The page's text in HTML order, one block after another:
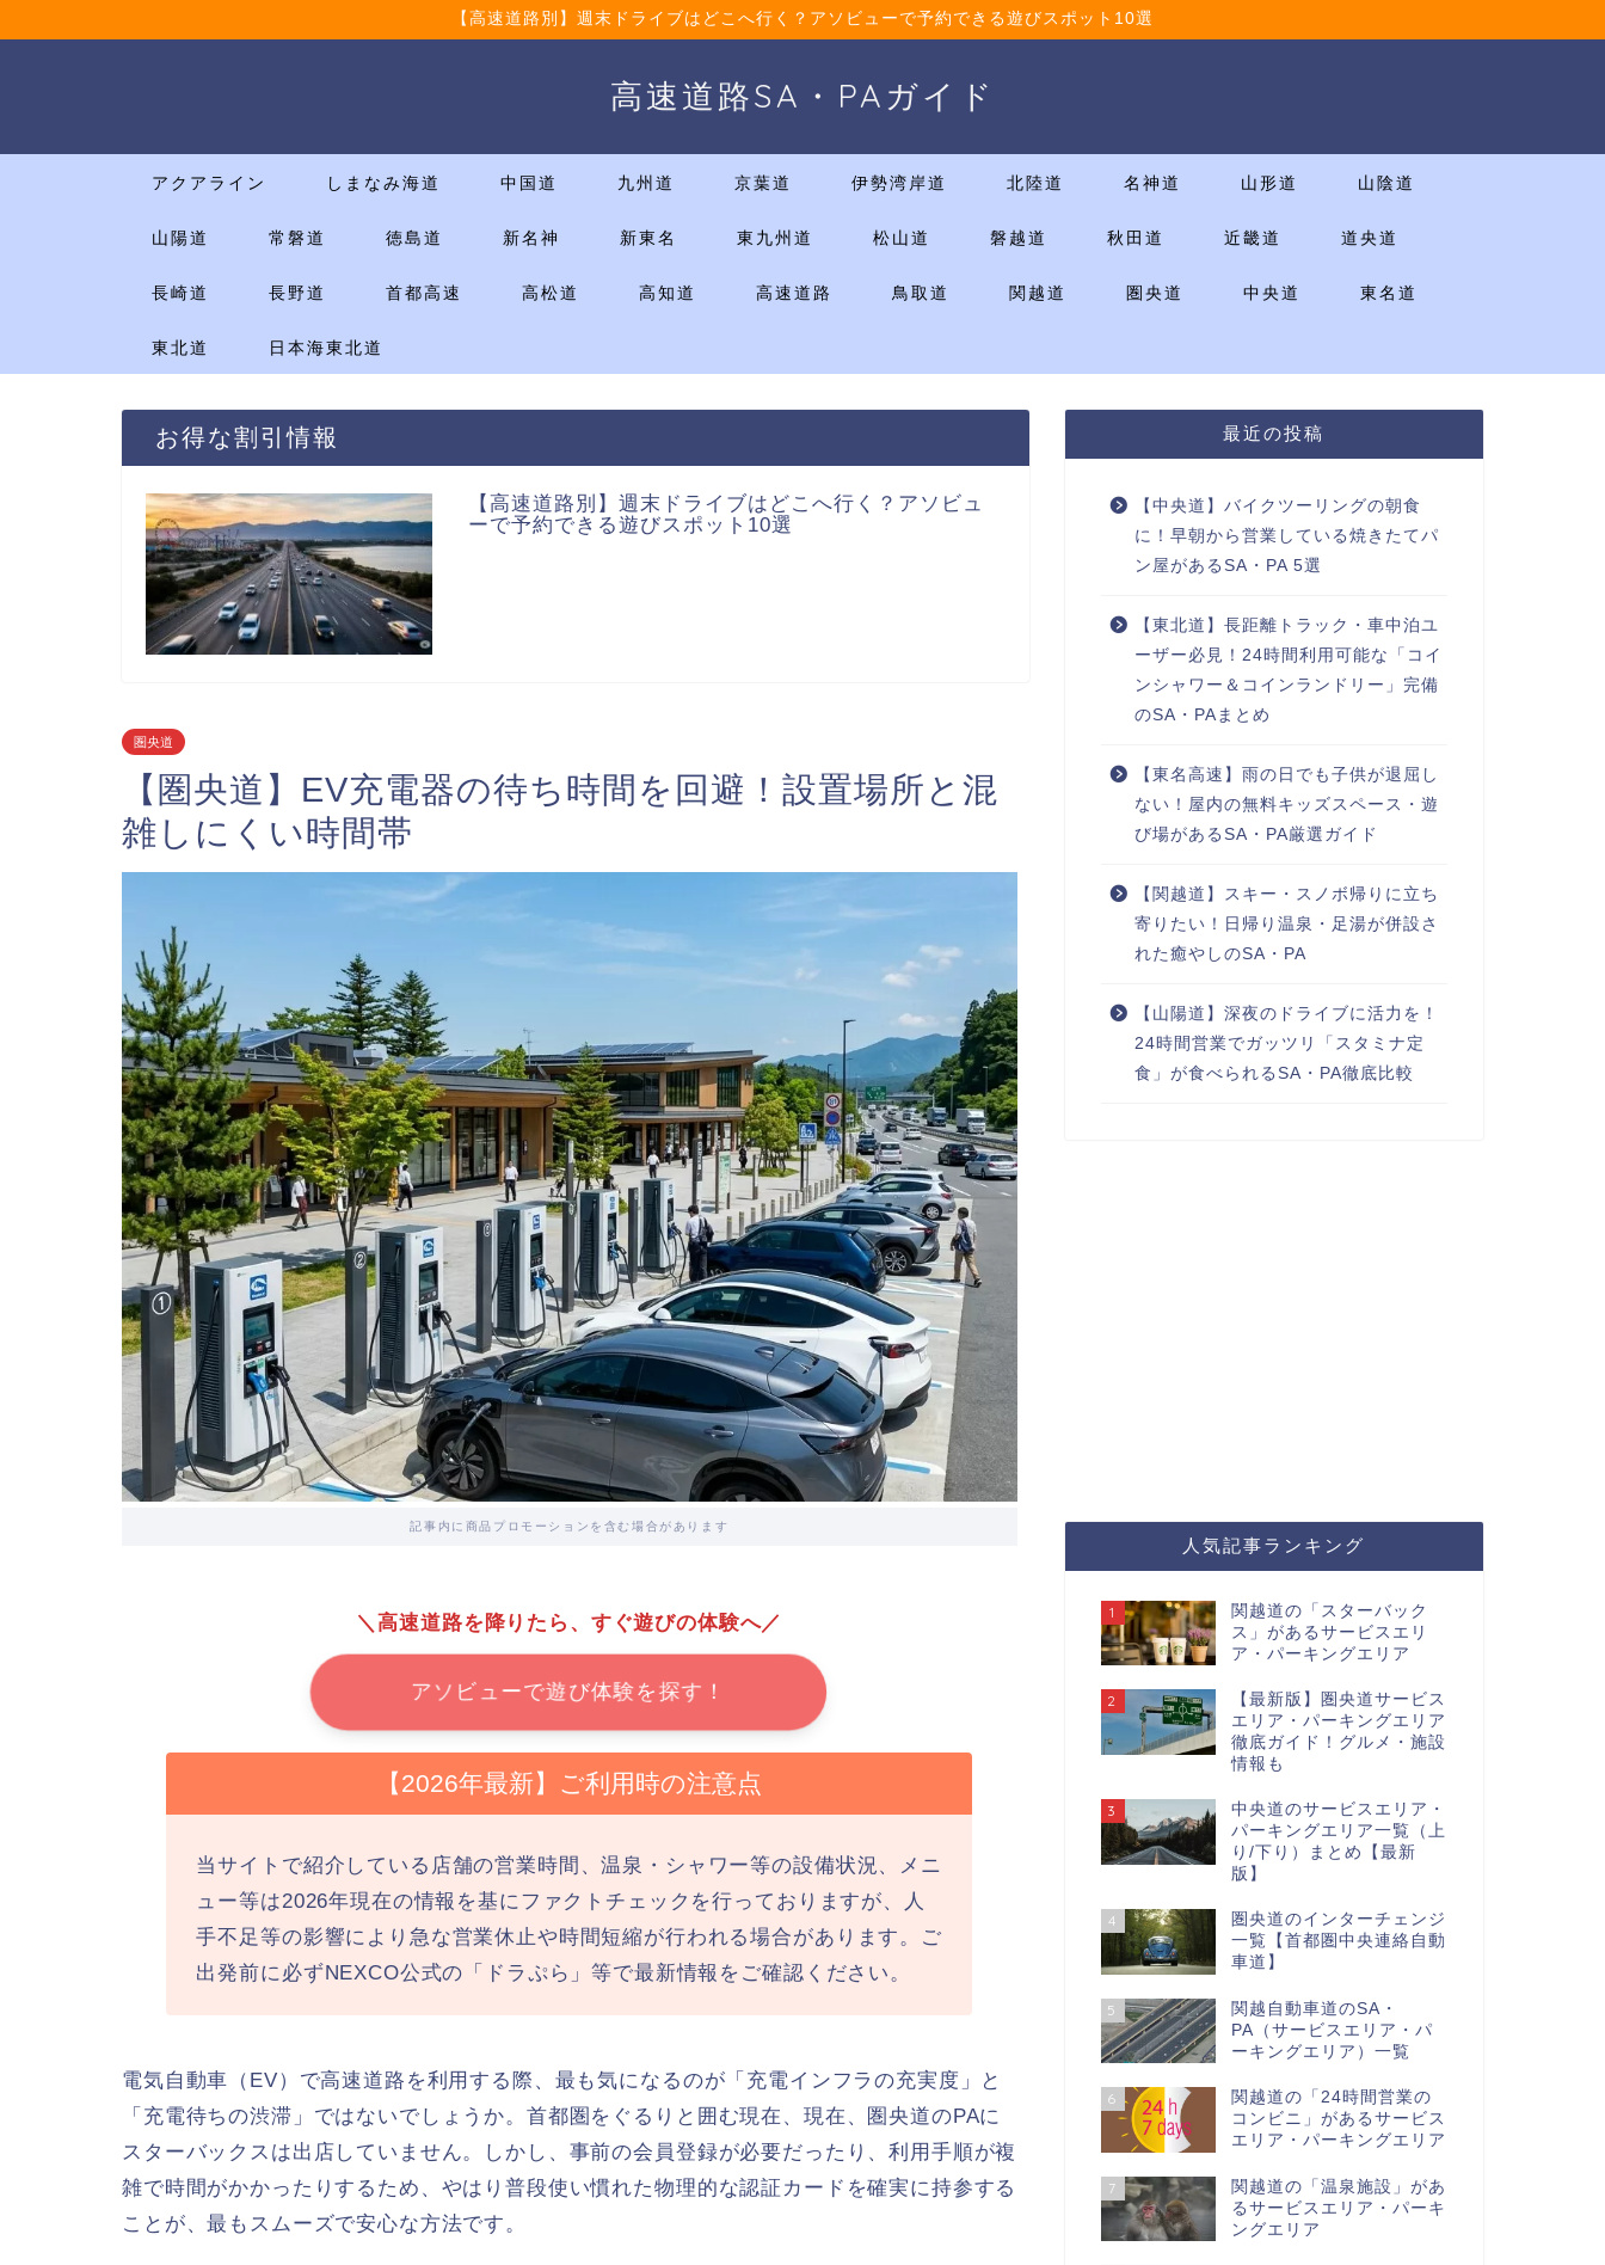
【高速道路別】週末ドライブはどこへ行く？アソビューで予約できる遊びスポット10選
高速道路SA・PAガイド
アクアライン しまなみ海道 中国道 九州道 京葉道 伊勢湾岸道 北陸道 名神道 山形道 山陰道
山陽道 常磐道 徳島道 新名神 新東名 東九州道 松山道 磐越道 秋田道 近畿道 道央道
長崎道 長野道 首都高速 高松道 高知道 高速道路 鳥取道 関越道 圏央道 中央道 東名道
東北道 日本海東北道
お得な割引情報
【高速道路別】週末ドライブはどこへ行く？アソビュ
ーで予約できる遊びスポット10選
圏央道
【圏央道】EV充電器の待ち時間を回避！設置場所と混
雑しにくい時間帯
記事内に商品プロモーションを含む場合があります
＼高速道路を降りたら、すぐ遊びの体験へ／
アソビューで遊び体験を探す！
【2026年最新】ご利用時の注意点
当サイトで紹介している店舗の営業時間、温泉・シャワー等の設備状況、メニ
ュー等は2026年現在の情報を基にファクトチェックを行っておりますが、人
手不足等の影響により急な営業休止や時間短縮が行われる場合があります。ご
出発前に必ずNEXCO公式の「ドラぷら」等で最新情報をご確認ください。
電気自動車（EV）で高速道路を利用する際、最も気になるのが「充電インフラの充実度」と
「充電待ちの渋滞」ではないでしょうか。首都圏をぐるりと囲む現在、現在、圏央道のPAに
スターバックスは出店していません。しかし、事前の会員登録が必要だったり、利用手順が複
雑で時間がかかったりするため、やはり普段使い慣れた物理的な認証カードを確実に持参する
ことが、最もスムーズで安心な方法です。
最近の投稿
【中央道】バイクツーリングの朝食
に！早朝から営業している焼きたてパ
ン屋があるSA・PA 5選
【東北道】長距離トラック・車中泊ユ
ーザー必見！24時間利用可能な「コイ
ンシャワー＆コインランドリー」完備
のSA・PAまとめ
【東名高速】雨の日でも子供が退屈し
ない！屋内の無料キッズスペース・遊
び場があるSA・PA厳選ガイド
【関越道】スキー・スノボ帰りに立ち
寄りたい！日帰り温泉・足湯が併設さ
れた癒やしのSA・PA
【山陽道】深夜のドライブに活力を！
24時間営業でガッツリ「スタミナ定
食」が食べられるSA・PA徹底比較
人気記事ランキング
1
関越道の「スターバック
ス」があるサービスエリ
ア・パーキングエリア
2
【最新版】圏央道サービス
エリア・パーキングエリア
徹底ガイド！グルメ・施設
情報も
3
中央道のサービスエリア・
パーキングエリア一覧（上
り/下り）まとめ【最新
版】
4
圏央道のインターチェンジ
一覧【首都圏中央連絡自動
車道】
5
関越自動車道のSA・
PA（サービスエリア・パ
ーキングエリア）一覧
6
関越道の「24時間営業の
コンビニ」があるサービス
エリア・パーキングエリア
7
関越道の「温泉施設」があ
るサービスエリア・パーキ
ングエリア